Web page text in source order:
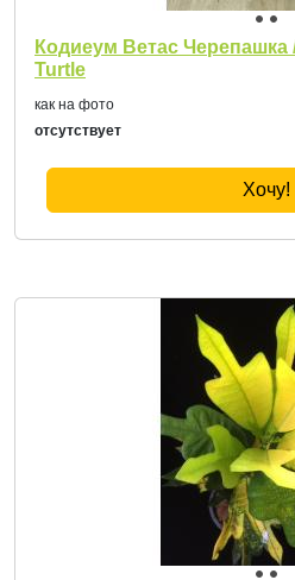
Кодиеум Ветас Черепашка
Turtle
как на фото
отсутствует
Хочу!